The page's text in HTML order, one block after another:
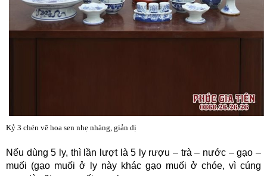
Kỷ 3 chén vẽ hoa sen nhẹ nhàng, giản dị
Nếu dùng 5 ly, thì lần lượt là 5 ly rượu – trà – nước – gạo –
muối (gạo muối ở ly này khác gạo muối ở chóe, vì cúng